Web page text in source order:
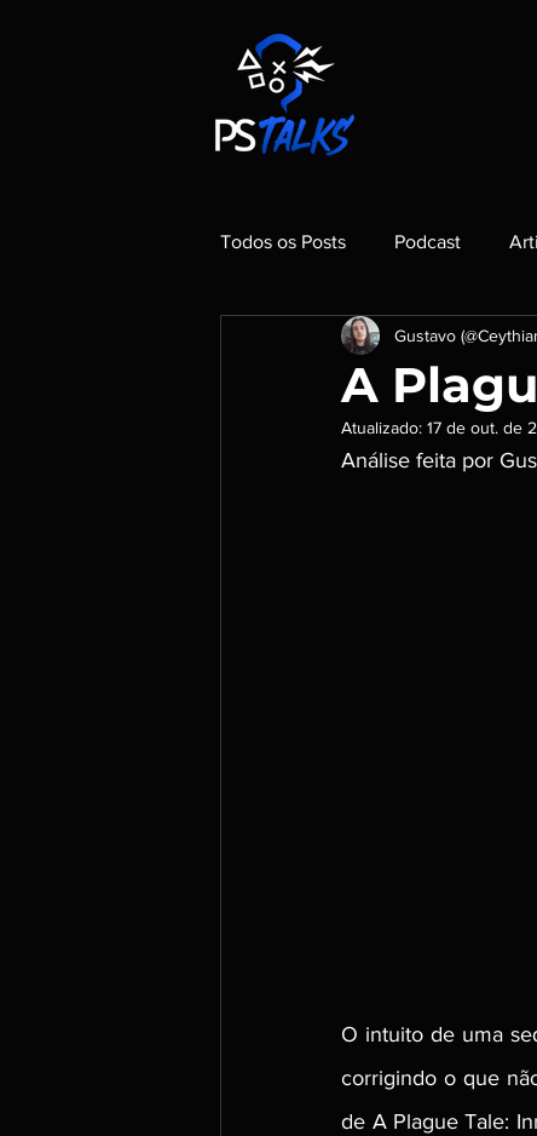
Todos os Posts Podcast
A
Gustavo
Atualizado: 17 de out. de
Análise feita por
O intuito de uma
corrigindo o que
de  A Plague Tale: